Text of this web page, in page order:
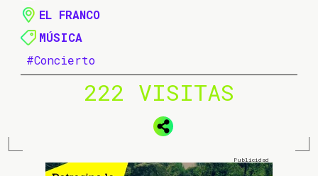
EL FRANCO
MÚSICA
#Concierto
222 VISITAS